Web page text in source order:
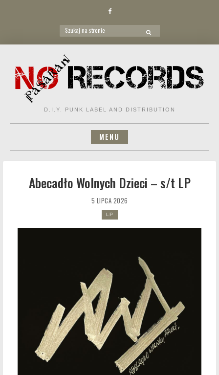
Facebook
Search
for:
SEARCH
D.I.Y. PUNK LABEL AND DISTRIBUTION
MENU
Abecadło Wolnych Dzieci – s/t LP
5 LIPCA 2026
LP